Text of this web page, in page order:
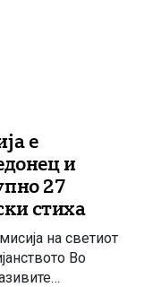
е
и
27
стиха
на светиот
Во